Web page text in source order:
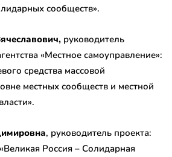
сообществ».
руководитель
«Местное самоуправление»:
средства массовой
местных сообществ и местной
, руководитель проекта:
Россия – Солидарная